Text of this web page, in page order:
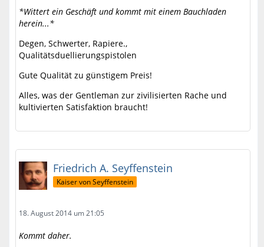
*Wittert ein Geschäft und kommt mit einem Bauchladen
herein...*
Degen, Schwerter, Rapiere.,
Qualitätsduellierungspistolen
Gute Qualität zu günstigem Preis!
Alles, was der Gentleman zur zivilisierten Rache und
kultivierten Satisfaktion braucht!
Friedrich A. Seyffenstein
Kaiser von Seyffenstein
18. August 2014 um 21:05
Kommt daher.